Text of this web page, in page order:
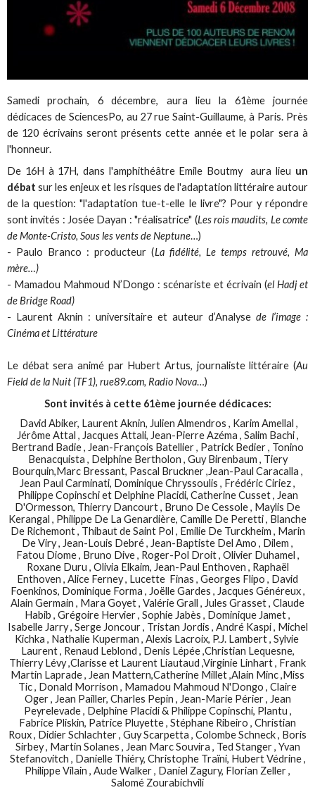
Samedi prochain, 6 décembre, aura lieu la 61ème journée
dédicaces de SciencesPo, au 27 rue Saint-Guillaume, à Paris. Près
de 120 écrivains seront présents cette année et le polar sera à
l'honneur.
De 16H à 17H, dans l'amphithéâtre Emile Boutmy aura lieu un
débat sur les enjeux et les risques de l'adaptation littéraire autour
de la question: "l'adaptation tue-t-elle le livre"? Pour y répondre
sont invités : Josée Dayan : "réalisatrice" (Les rois maudits, Le comte
de Monte-Cristo, Sous les vents de Neptune…)
- Paulo Branco : producteur (La fidélité, Le temps retrouvé, Ma
mère…)
- Mamadou Mahmoud N’Dongo : scénariste et écrivain (el Hadj et
de Bridge Road)
- Laurent Aknin : universitaire et auteur d’Analyse de l’image :
Cinéma et Littérature
Le débat sera animé par Hubert Artus, journaliste littéraire (Au
Field de la Nuit (TF1), rue89.com, Radio Nova…)
Sont invités à cette 61ème journée dédicaces:
David Abiker, Laurent Aknin, Julien Almendros , Karim Amellal ,
Jérôme Attal , Jacques Attali, Jean-Pierre Azéma , Salim Bachi ,
Bertrand Badie , Jean-François Batellier , Patrick Bedier , Tonino
Benacquista , Delphine Bertholon , Guy Birenbaum , Tiery
Bourquin,Marc Bressant, Pascal Bruckner ,Jean-Paul Caracalla ,
Jean Paul Carminati, Dominique Chryssoulis , Frédéric Ciriez ,
Philippe Copinschi et Delphine Placidi, Catherine Cusset , Jean
D'Ormesson, Thierry Dancourt , Bruno De Cessole , Maylis De
Kerangal , Philippe De La Genardière, Camille De Peretti , Blanche
De Richemont , Thibaut de Saint Pol , Emilie De Turckheim , Marin
De Viry , Jean-Louis Debré , Jean-Baptiste Del Amo , Dilem ,
Fatou Diome , Bruno Dive , Roger-Pol Droit , Olivier Duhamel ,
Roxane Duru , Olivia Elkaim, Jean-Paul Enthoven , Raphaël
Enthoven , Alice Ferney , Lucette Finas , Georges Flipo , David
Foenkinos, Dominique Forma , Joëlle Gardes , Jacques Généreux ,
Alain Germain , Mara Goyet , Valérie Grall , Jules Grasset , Claude
Habib , Grégoire Hervier , Sophie Jabès , Dominique Jamet ,
Isabelle Jarry , Serge Joncour , Tristan Jordis , André Kaspi , Michel
Kichka , Nathalie Kuperman , Alexis Lacroix, P.J. Lambert , Sylvie
Laurent , Renaud Leblond , Denis Lépée ,Christian Lequesne,
Thierry Lévy ,Clarisse et Laurent Liautaud ,Virginie Linhart , Frank
Martin Laprade , Jean Mattern,Catherine Millet ,Alain Minc ,Miss
Tic , Donald Morrison , Mamadou Mahmoud N'Dongo , Claire
Oger , Jean Pailler, Charles Pepin , Jean-Marie Périer , Jean
Peyrelevade , Delphine Placidi & Philippe Copinschi, Plantu ,
Fabrice Pliskin, Patrice Pluyette , Stéphane Ribeiro , Christian
Roux , Didier Schlachter , Guy Scarpetta , Colombe Schneck , Boris
Sirbey , Martin Solanes , Jean Marc Souvira , Ted Stanger , Yvan
Stefanovitch , Danielle Thiéry, Christophe Traïni, Hubert Védrine ,
Philippe Vilain , Aude Walker , Daniel Zagury, Florian Zeller ,
Salomé Zourabichvili